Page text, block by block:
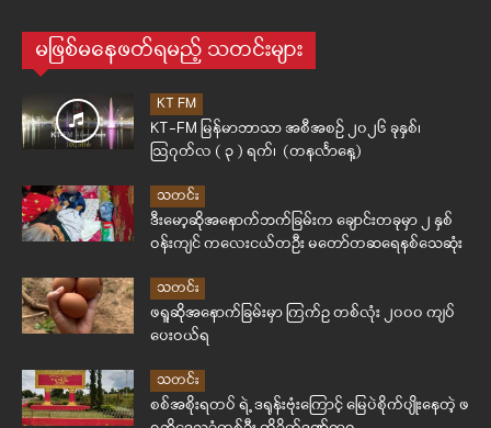
မဖြစ်မနေဖတ်ရမည့် သတင်းများ
KT FM
KT-FM မြန်မာဘာသာ အစီအစဉ် ၂၀၂၆ ခုနှစ်၊
ဩဂုတ်လ ( ၃ ) ရက်၊ (တနင်္လာနေ့)
သတင်း
ဒီးမော့ဆိုအနောက်ဘက်ခြမ်းက ချောင်းတခုမှာ ၂ နှစ်
ဝန်းကျင် ကလေးငယ်တဦး မတော်တဆရေနစ်သေဆုံး
သတင်း
ဖရူဆိုအနောက်ခြမ်းမှာ ကြက်ဥ တစ်လုံး ၂၀၀၀ ကျပ်
ပေးဝယ်ရ
သတင်း
စစ်အစိုးရတပ် ရဲ့ ဒရုန်းဗုံးကြောင့် မြေပဲစိုက်ပျိုးနေတဲ့ ဖ